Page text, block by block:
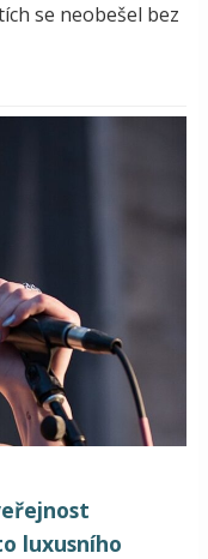
se neobešel bez
luxusního